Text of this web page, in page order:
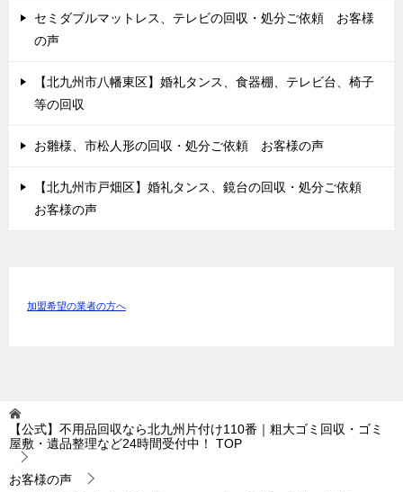
セミダブルマットレス、テレビの回収・処分ご依頼 お客様
の声
【北九州市八幡東区】婚礼タンス、食器棚、テレビ台、椅子
等の回収
お雛様、市松人形の回収・処分ご依頼 お客様の声
【北九州市戸畑区】婚礼タンス、鏡台の回収・処分ご依頼
お客様の声
加盟希望の業者の方へ
【公式】不用品回収なら北九州片付け110番｜粗大ゴミ回収・ゴミ
屋敷・遺品整理など24時間受付中！
TOP
お客様の声